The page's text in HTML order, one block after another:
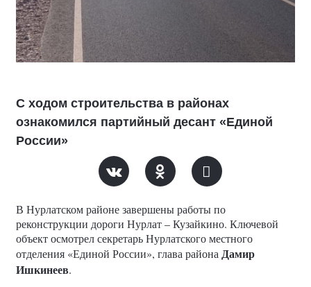
С ходом строительства в районах
ознакомился партийный десант «Единой
России»
В Нурлатском районе завершены работы по
реконструкции дороги Нурлат – Кузайкино. Ключевой
объект осмотрел секретарь Нурлатского местного
отделения «Единой России», глава района Дамир
Ишкинеев.